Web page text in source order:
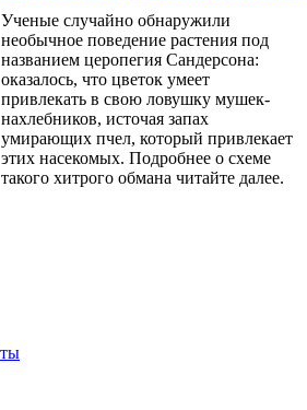
Ученые случайно обнаружили
необычное поведение растения под
названием церопегия Сандерсона:
оказалось, что цветок умеет
привлекать в свою ловушку мушек-
нахлебников, источая запах
умирающих пчел, который привлекает
этих насекомых. Подробнее о схеме
такого хитрого обмана читайте далее.